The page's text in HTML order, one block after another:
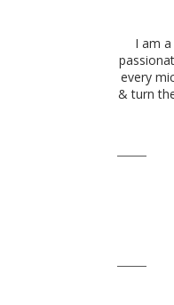
I am
every
& turn